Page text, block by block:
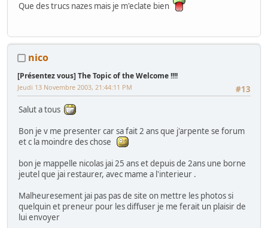
Que des trucs nazes mais je m'eclate bien
nico
[Présentez vous] The Topic of the Welcome !!!!
#13
Jeudi 13 Novembre 2003, 21:44:11 PM
Salut a tous
Bon je v me presenter car sa fait 2 ans que j'arpente se forum
et c la moindre des chose
bon je mappelle nicolas jai 25 ans et depuis de 2ans une borne
jeutel que jai restaurer, avec mame a l'interieur .
Malheuresement jai pas pas de site on mettre les photos si
quelquin et preneur pour les diffuser je me ferait un plaisir de
lui envoyer